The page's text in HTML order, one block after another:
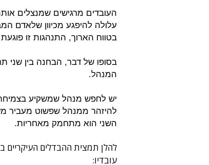
העובדים מרגישים שמנצלים
עלולה להיפגע מכיוון שלאדם
בטווח הארוך, התנהגות זו
בסופו של דבר, הבחנה בין שני
המנהל.
יש לחפש מנהל שמשקיע
להיזהר ממנהל שפשוט מעביר
השני הוא מתחמק מאחריות.
להלן תמצית ההבדלים העיקריים
עובדיו: